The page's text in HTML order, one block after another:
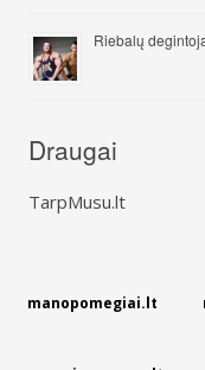
Riebalų
Draugai
TarpMusu.lt
manopomegiai.lt